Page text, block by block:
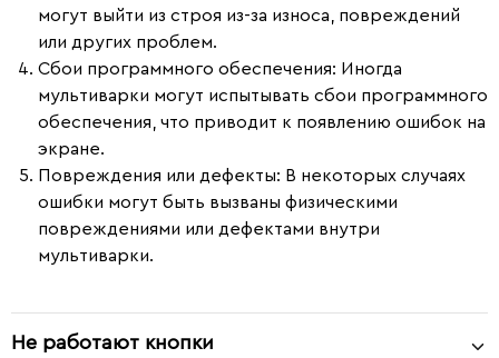
могут выйти из строя из-за износа, повреждений
или других проблем.
Сбои программного обеспечения: Иногда
мультиварки могут испытывать сбои программного
обеспечения, что приводит к появлению ошибок на
экране.
Повреждения или дефекты: В некоторых случаях
ошибки могут быть вызваны физическими
повреждениями или дефектами внутри
мультиварки.
Не работают кнопки